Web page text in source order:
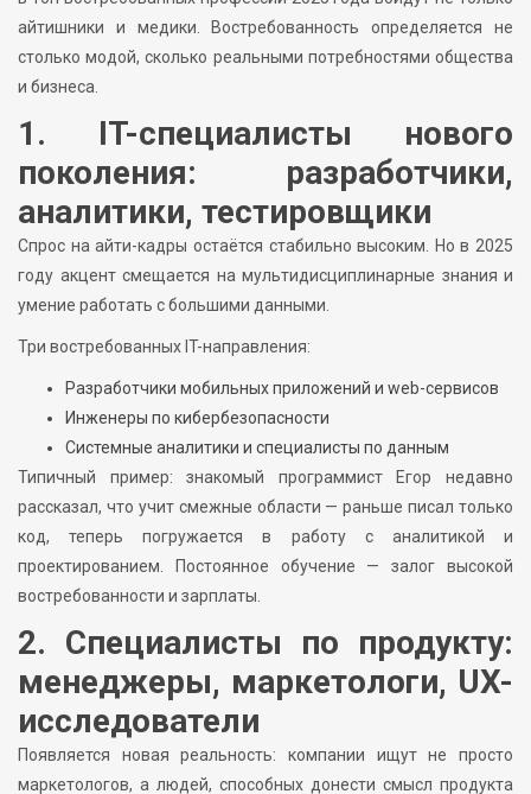
айтишники и медики. Востребованность определяется не
столько модой, сколько реальными потребностями общества
и бизнеса.
1. IT-специалисты нового
поколения: разработчики,
аналитики, тестировщики
Cпрос на айти-кадры остаётся стабильно высоким. Но в 2025
году акцент смещается на мультидисциплинарные знания и
умение работать с большими данными.
Три востребованных IT-направления:
Разработчики мобильных приложений и web-сервисов
Инженеры по кибербезопасности
Системные аналитики и специалисты по данным
Типичный пример: знакомый программист Егор недавно
рассказал, что учит смежные области — раньше писал только
код, теперь погружается в работу с аналитикой и
проектированием. Постоянное обучение — залог высокой
востребованности и зарплаты.
2. Специалисты по продукту:
менеджеры, маркетологи, UX-
исследователи
Появляется новая реальность: компании ищут не просто
маркетологов, а людей, способных донести смысл продукта